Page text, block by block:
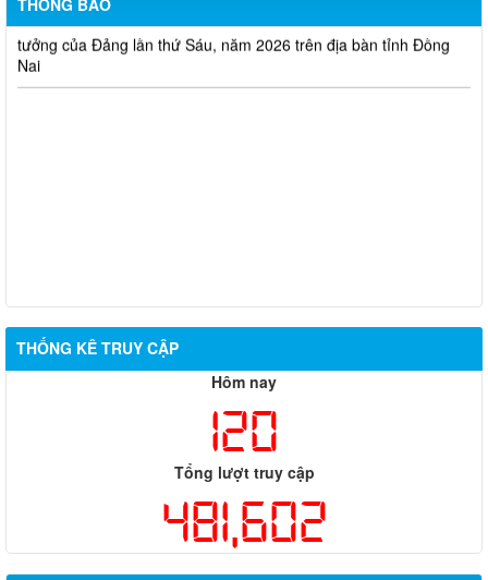
Đồng Nai phát động Cuộc thi chính luận về bảo vệ nền tảng tư
tưởng của Đảng lần thứ Sáu, năm 2026 trên địa bàn tỉnh Đồng
Nai
THỐNG KÊ TRUY CẬP
Hôm nay
120
Tổng lượt truy cập
481,602